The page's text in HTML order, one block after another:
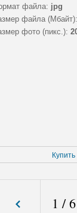
файла: jpg
файла (Мбайт):
фото (пикс.):
Купить
1 /6